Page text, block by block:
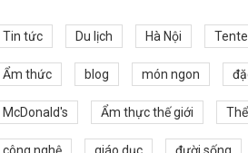
Tin tức Du lịch Hà Nội
Ẩm thức blog món ngon
McDonald's Ẩm thực thế giới